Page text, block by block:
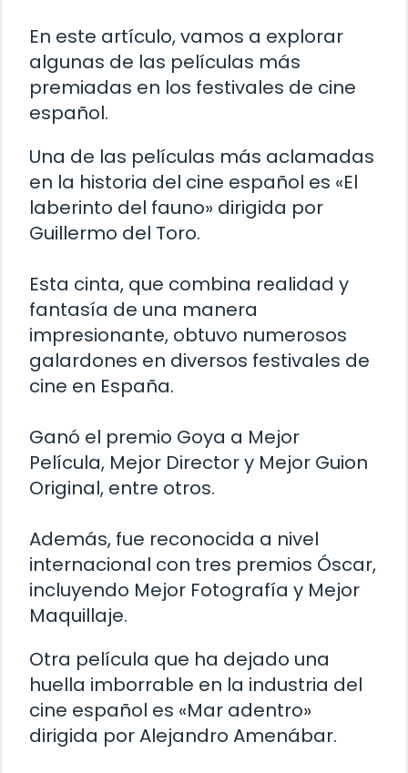
En este artículo, vamos a explorar
algunas de las películas más
premiadas en los festivales de cine
español.
Una de las películas más aclamadas
en la historia del cine español es «El
laberinto del fauno» dirigida por
Guillermo del Toro.
Esta cinta, que combina realidad y
fantasía de una manera
impresionante, obtuvo numerosos
galardones en diversos festivales de
cine en España.
Ganó el premio Goya a Mejor
Película, Mejor Director y Mejor Guion
Original, entre otros.
Además, fue reconocida a nivel
internacional con tres premios Óscar,
incluyendo Mejor Fotografía y Mejor
Maquillaje.
Otra película que ha dejado una
huella imborrable en la industria del
cine español es «Mar adentro»
dirigida por Alejandro Amenábar.